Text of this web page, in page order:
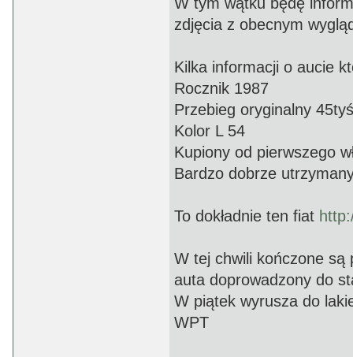
zdjęcia z obecnym
Kilka informacji o aucie
Rocznik 1987
Przebieg oryginalny 45tyś
Kolor L 54
Kupiony od pierwszego
Bardzo dobrze
To dokładnie ten fiat
W tej chwili kończone są
auta doprowadzony do
W piątek wyrusza do
WPT